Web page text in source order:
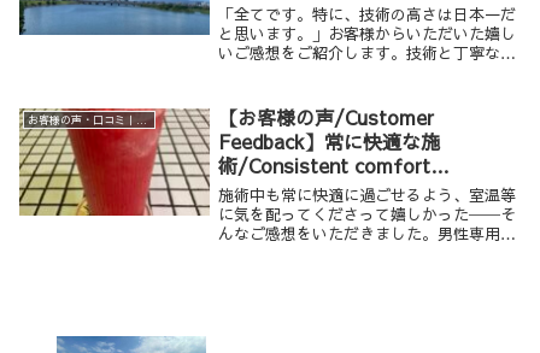
「全てです。特に、技術の高さは日本一だ
と思います。」お客様からいただいた嬉し
いご感想をご紹介します。技術と丁寧な施
お客様の声・口コミ｜男性専用リラクゼーション Krathoorm クラトーム 大阪
【お客様の声/Customer
Feedback】常に快適な施
術/Consistent comfort
throughout the session.
施術中も常に快適に過ごせるよう、室温等
に気を配ってくださって嬉しかった──そ
んなご感想をいただきました。男性専用の